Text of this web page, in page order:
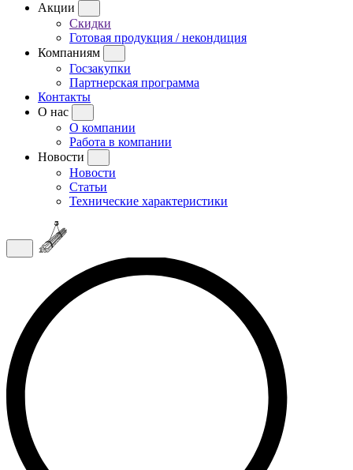
Акции
Скидки
Готовая продукция / некондиция
Компаниям
Госзакупки
Партнерская программа
Контакты
О нас
О компании
Работа в компании
Новости
Новости
Статьи
Технические характеристики